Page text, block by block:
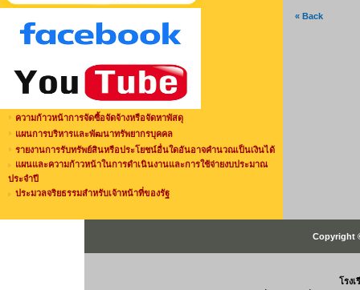
ความก้าวหน้าการจัดซื้อจัดจ้างหรือจัดหาพัสดุ
แผนการบริหารและพัฒนาทรัพยากรบุคคล
รายงานการรับทรัพย์สินหรือประโยชน์อื่นใดอันอาจคำนวณเป็นเงินได้
แผนและความก้าวหน้าในการดำเนินงานและการใช้จ่ายงบประมาณ
ประจำปี
ประมวลจริยธรรมสำหรับเจ้าหน้าที่ของรัฐ
« Back
Copyright
โรง